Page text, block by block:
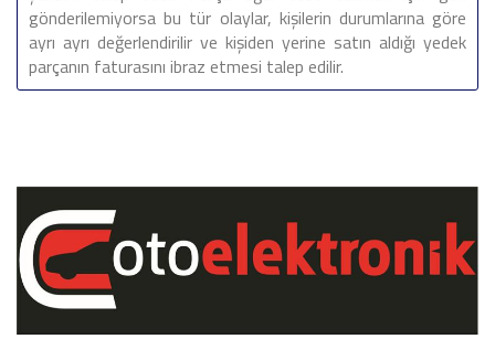
gönderilemiyorsa bu tür olaylar, kişilerin durumlarına göre
ayrı ayrı değerlendirilir ve kişiden yerine satın aldığı yedek
parçanın faturasını ibraz etmesi talep edilir.